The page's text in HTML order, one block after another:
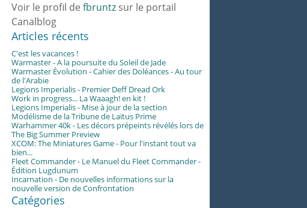
Voir le profil de fbruntz sur le portail
Canalblog
Articles récents
C'est les vacances !
Warmaster - A la poursuite du Soleil de Jade
Warmaster Évolution - Cahier des Doléances - Au tour
de l'Arabie
Legions Imperialis - Premier Deff Dread Ork
Work in progress... La Waaagh! en kit !
Legions Imperialis - Mise à jour de la section
Modélisme de la Tribune de Laïtus Prime
Warhammer 40k - Les décors prépeints révélés lors de
The Big Summer Preview
XCOM: The Miniatures Game - Pour l'instant tout va
bien...
Fleet Commander - Le Manuel du Fleet Commander -
Édition Lugdunum
Incarnation - De nouvelles informations sur la
nouvelle version de Confrontation
Catégories